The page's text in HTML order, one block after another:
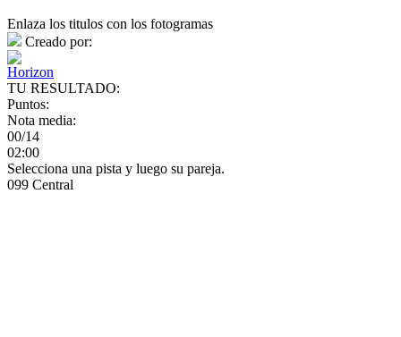
Enlaza los titulos con los fotogramas
Creado por:
Horizon
TU RESULTADO:
Puntos:
Nota media:
00/14
02:00
Selecciona una pista y luego su pareja.
099 Central